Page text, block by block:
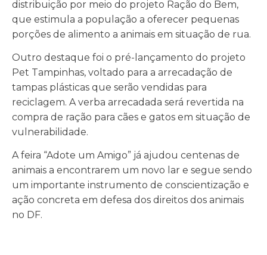
distribuição por meio do projeto Ração do Bem,
que estimula a população a oferecer pequenas
porções de alimento a animais em situação de rua.
Outro destaque foi o pré-lançamento do projeto
Pet Tampinhas, voltado para a arrecadação de
tampas plásticas que serão vendidas para
reciclagem. A verba arrecadada será revertida na
compra de ração para cães e gatos em situação de
vulnerabilidade.
A feira “Adote um Amigo” já ajudou centenas de
animais a encontrarem um novo lar e segue sendo
um importante instrumento de conscientização e
ação concreta em defesa dos direitos dos animais
no DF.